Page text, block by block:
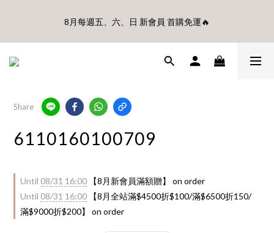
Disney輕量摺疊椅(不累贈)🎊
8月每週五、六、日 新會員 首購免運🔥
🎊8月底前、首購滿$3500贈UBMOM透明防水提袋 滿$6500贈
Share
6110160100709
Until 08/31 16:00 【8月新會員滿額贈】 on order
Until 08/31 16:00 【8月全站滿$4500折$100/滿$6500折150/
滿$9000折$200】 on order